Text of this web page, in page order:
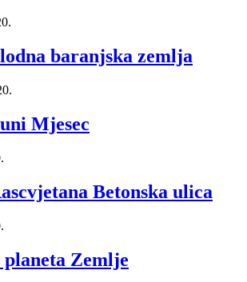
baranjska zemlja
Mjesec
Betonska ulica
planeta Zemlje